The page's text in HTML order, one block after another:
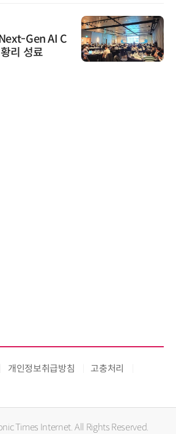
Gen AI C
리 성료
개인정보취급방침
고충처리
Times Internet. All Rights Reserved.